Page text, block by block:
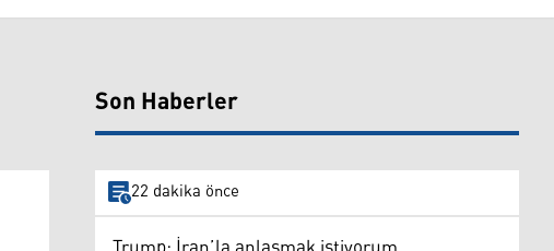
Son Haberler
22 dakika önce